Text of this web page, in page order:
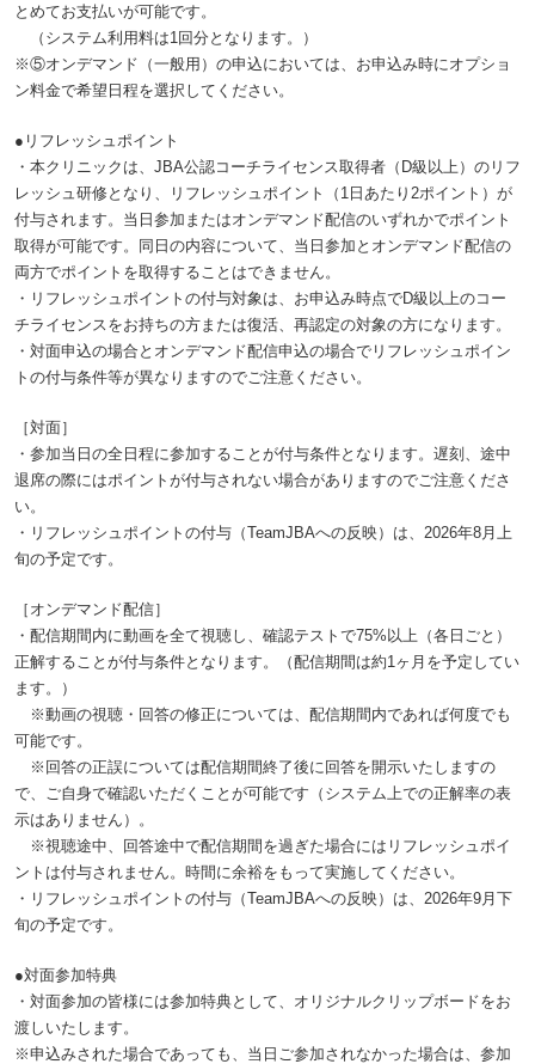
とめてお支払いが可能です。
（システム利用料は1回分となります。）
※⑤オンデマンド（一般用）の申込においては、お申込み時にオプショ
ン料金で希望日程を選択してください。
●リフレッシュポイント
・本クリニックは、JBA公認コーチライセンス取得者（D級以上）のリフ
レッシュ研修となり、リフレッシュポイント（1日あたり2ポイント）が
付与されます。当日参加またはオンデマンド配信のいずれかでポイント
取得が可能です。同日の内容について、当日参加とオンデマンド配信の
両方でポイントを取得することはできません。
・リフレッシュポイントの付与対象は、お申込み時点でD級以上のコー
チライセンスをお持ちの方または復活、再認定の対象の方になります。
・対面申込の場合とオンデマンド配信申込の場合でリフレッシュポイン
トの付与条件等が異なりますのでご注意ください。
［対面］
・参加当日の全日程に参加することが付与条件となります。遅刻、途中
退席の際にはポイントが付与されない場合がありますのでご注意くださ
い。
・リフレッシュポイントの付与（TeamJBAへの反映）は、2026年8月上
旬の予定です。
［オンデマンド配信］
・配信期間内に動画を全て視聴し、確認テストで75%以上（各日ごと）
正解することが付与条件となります。（配信期間は約1ヶ月を予定してい
ます。）
※動画の視聴・回答の修正については、配信期間内であれば何度でも
可能です。
※回答の正誤については配信期間終了後に回答を開示いたしますの
で、ご自身で確認いただくことが可能です（システム上での正解率の表
示はありません）。
※視聴途中、回答途中で配信期間を過ぎた場合にはリフレッシュポイ
ントは付与されません。時間に余裕をもって実施してください。
・リフレッシュポイントの付与（TeamJBAへの反映）は、2026年9月下
旬の予定です。
●対面参加特典
・対面参加の皆様には参加特典として、オリジナルクリップボードをお
渡しいたします。
※申込みされた場合であっても、当日ご参加されなかった場合は、参加